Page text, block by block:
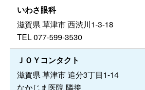
いわさ眼科
滋賀県 草津市 西渋川1-3-18
TEL 077-599-3530
ＪＯＹコンタクト
滋賀県 草津市 追分3丁目1-14
なかじま医院 隣接